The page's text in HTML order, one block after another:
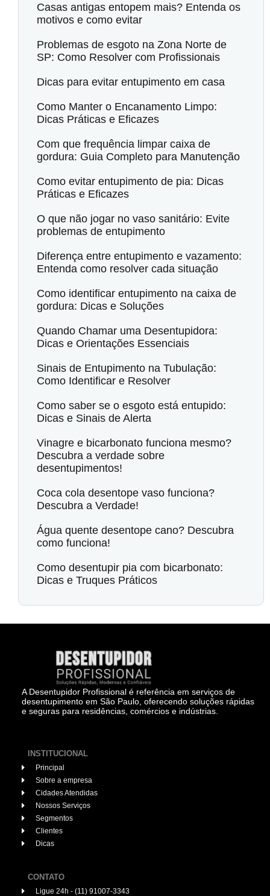
Casas antigas entopem mais? Entenda os
motivos e como evitar
Problemas de esgoto na Zona Norte de
SP: Como Resolver com Profissionais
Dicas para evitar entupimento em casa
Como Manter o Encanamento Limpo:
Dicas Práticas e Eficazes
Com que frequência limpar caixa de
gordura: Guia Completo para Manutenção
Como evitar entupimento de pia: Dicas
Práticas e Eficazes
O que não jogar no vaso sanitário: Evite
problemas de entupimento
Diferença entre entupimento e vazamento:
Entenda como resolver cada situação
Como identificar entupimento na caixa de
gordura: Dicas e Soluções
Quando Chamar uma Desentupidora:
Dicas e Orientações Essenciais
Sinais de Entupimento na Tubulação:
Como Identificar e Resolver
Como saber se o esgoto está entupido:
Dicas e Sinais de Alerta
Vinagre e bicarbonato funciona mesmo?
Descubra a verdade sobre
desentupimentos!
Coca cola desentope vaso funciona?
Descubra a Verdade!
Água quente desentope cano? Descubra
como funciona!
Como desentupir pia com bicarbonato:
Dicas e Truques Práticos
A Desentupidor Profissional é referência em serviços de
desentupimento em São Paulo, oferecendo soluções rápidas
e seguras para residências, comércios e indústrias.
INSTITUCIONAL
Principal
Sobre a empresa
Cidades Atendidas
Nossos Serviços
Segmentos
Clientes
Dicas
CONTATO
Ligue 24h - (11) 91007-3343